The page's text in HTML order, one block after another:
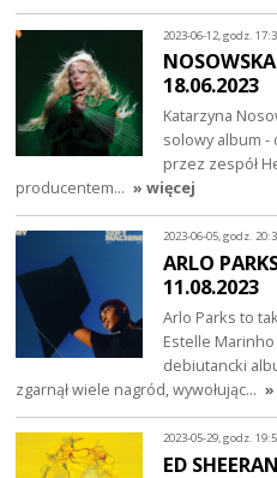
2023-06-12, godz.
18.06.2023
Katarzyna
solowy album -
przez zespół
producentem… » więcej
2023-06-05, godz.
ARLO
11.08.2023
Arlo Parks to
Estelle Marinho
debiutancki
zgarnął wiele nagród, wywołując…
2023-05-29, godz.
ED